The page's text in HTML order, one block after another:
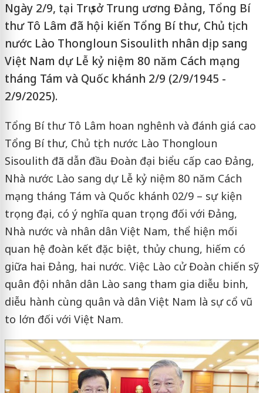
Ngày 2/9, tại Trụ sở Trung ương Đảng, Tổng Bí
thư Tô Lâm đã hội kiến Tổng Bí thư, Chủ tịch
nước Lào Thongloun Sisoulith nhân dịp sang
Việt Nam dự Lễ kỷ niệm 80 năm Cách mạng
tháng Tám và Quốc khánh 2/9 (2/9/1945 -
2/9/2025).
Tổng Bí thư Tô Lâm hoan nghênh và đánh giá cao
Tổng Bí thư, Chủ tịch nước Lào Thongloun
Sisoulith đã dẫn đầu Đoàn đại biểu cấp cao Đảng,
Nhà nước Lào sang dự Lễ kỷ niệm 80 năm Cách
mạng tháng Tám và Quốc khánh 02/9 – sự kiện
trọng đại, có ý nghĩa quan trọng đối với Đảng,
Nhà nước và nhân dân Việt Nam, thể hiện mối
quan hệ đoàn kết đặc biệt, thủy chung, hiếm có
giữa hai Đảng, hai nước. Việc Lào cử Đoàn chiến sỹ
quân đội nhân dân Lào sang tham gia diễu binh,
diễu hành cùng quân và dân Việt Nam là sự cổ vũ
to lớn đối với Việt Nam.